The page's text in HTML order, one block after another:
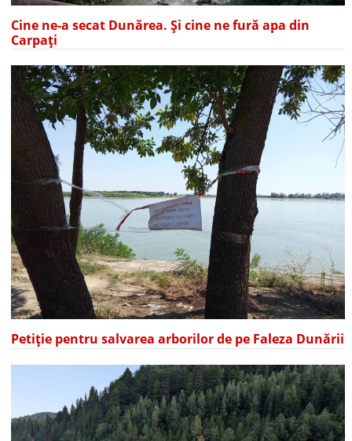
Cine ne-a secat Dunărea. Și cine ne fură apa din
Carpați
Petiție pentru salvarea arborilor de pe Faleza Dunării